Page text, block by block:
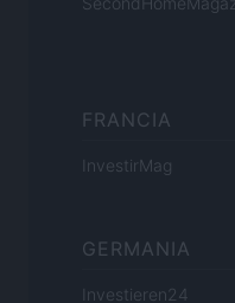
FRANCIA
InvestirMag
GERMANIA
Investieren24